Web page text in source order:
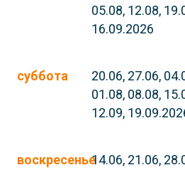
05.08, 12.08,
16.09.2026
суббота
20.06, 27.06,
01.08, 08.08,
12.09,
воскресенье14.06, 21.06,